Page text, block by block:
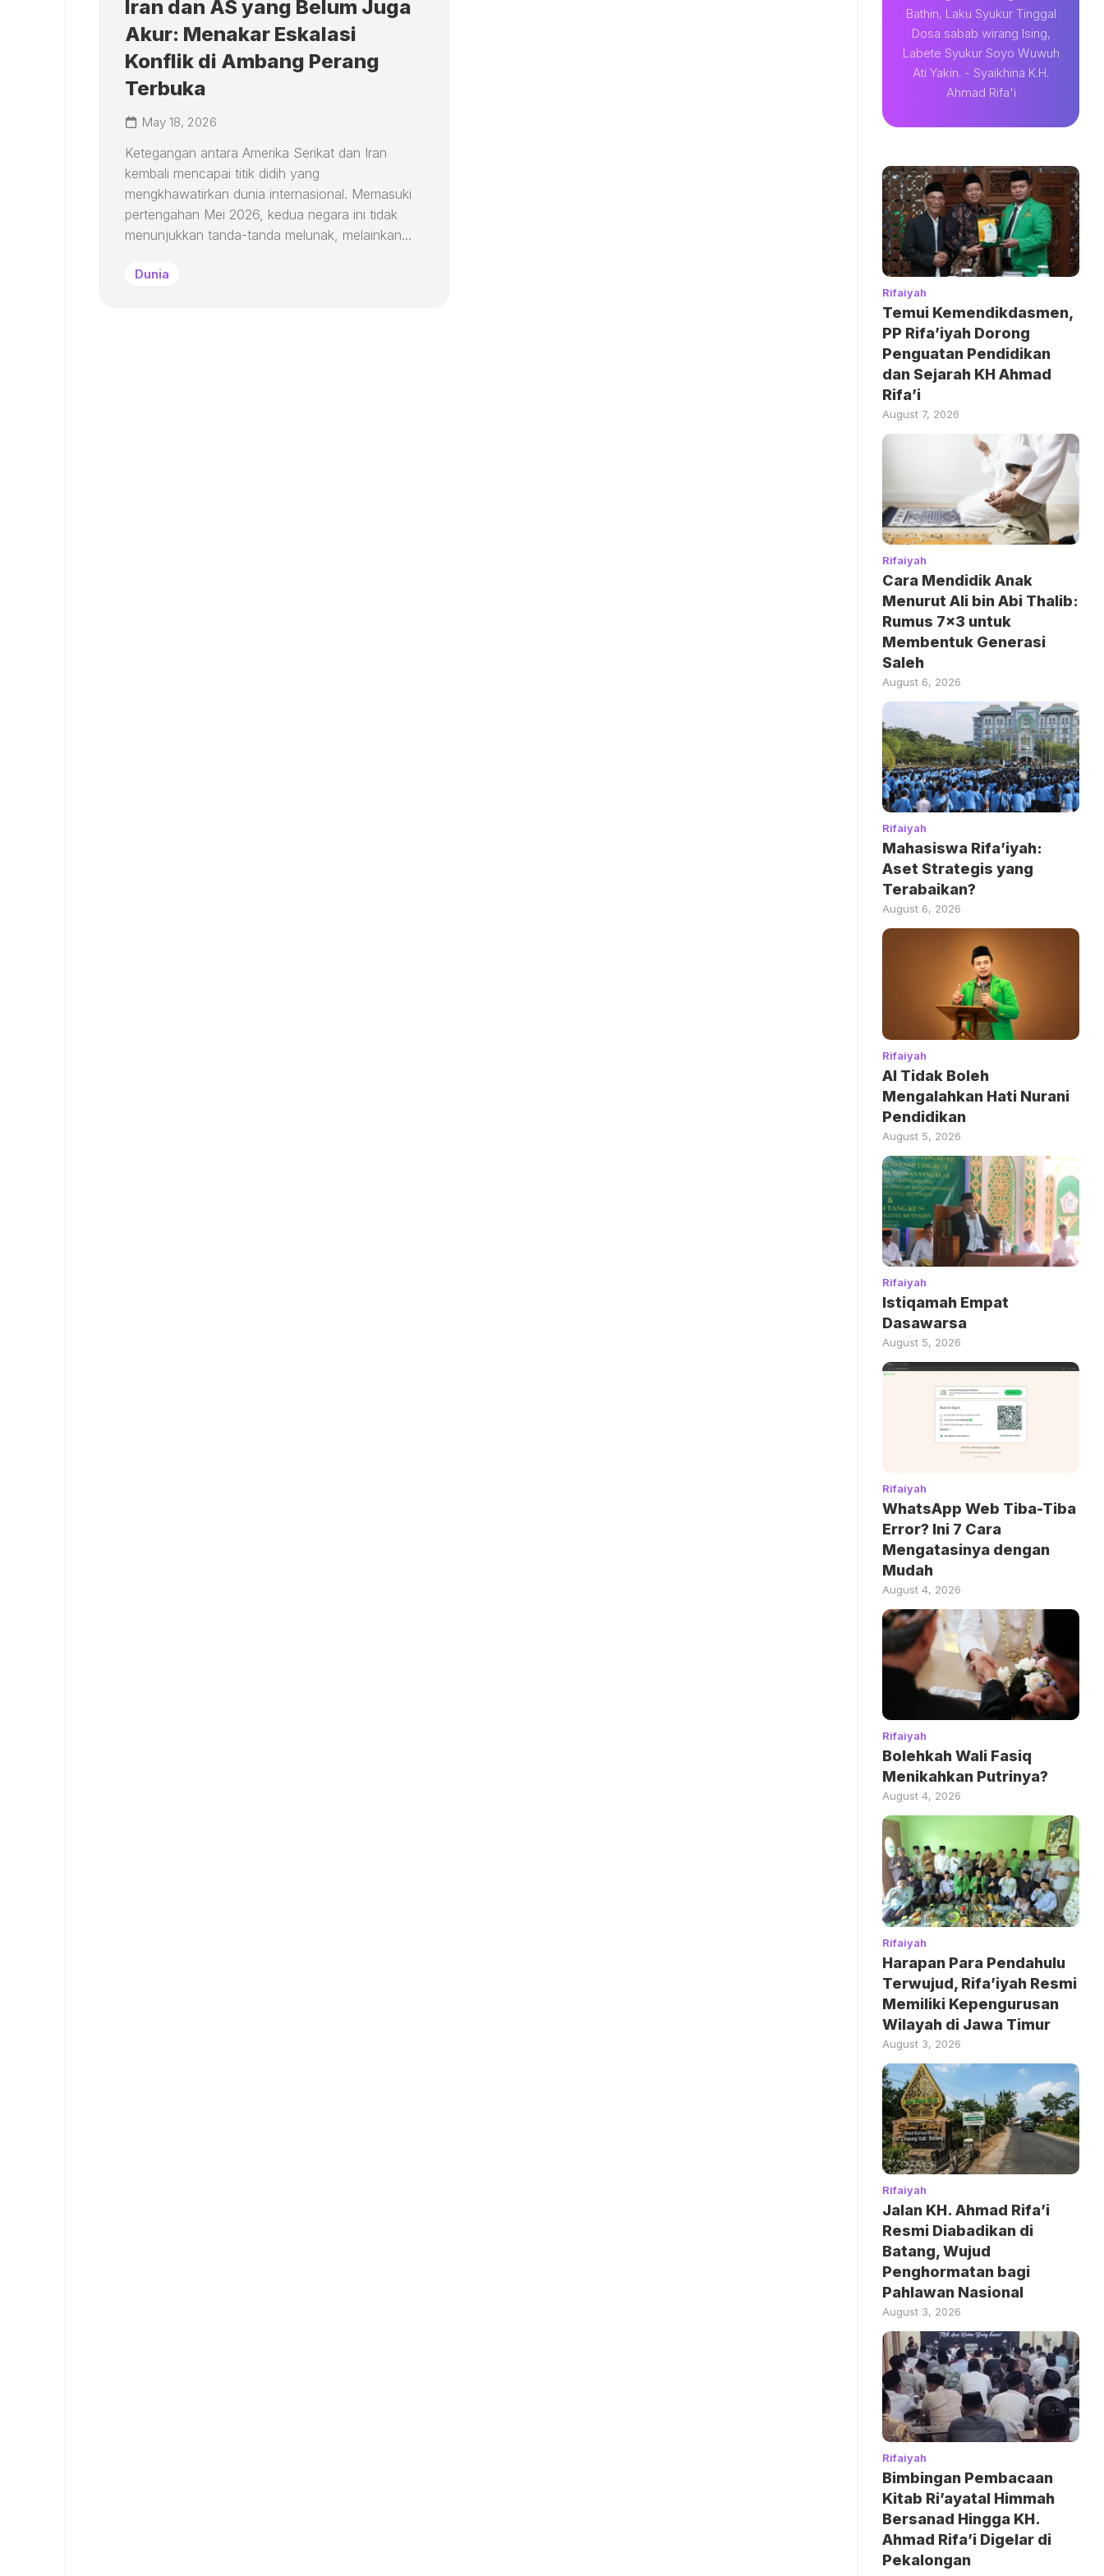
Iran dan AS yang Belum Juga
Akur: Menakar Eskalasi
Konflik di Ambang Perang
Terbuka
May 18, 2026
Ketegangan antara Amerika Serikat dan Iran
kembali mencapai titik didih yang
mengkhawatirkan dunia internasional. Memasuki
pertengahan Mei 2026, kedua negara ini tidak
menunjukkan tanda-tanda melunak, melainkan...
Dunia
Bathin, Laku Syukur Tinggal
Dosa sabab wirang Ising,
Labete Syukur Soyo Wuwuh
Ati Yakin. - Syaikhina K.H.
Ahmad Rifa'i
Rifaiyah
Temui Kemendikdasmen,
PP Rifa’iyah Dorong
Penguatan Pendidikan
dan Sejarah KH Ahmad
Rifa’i
August 7, 2026
Rifaiyah
Cara Mendidik Anak
Menurut Ali bin Abi Thalib:
Rumus 7×3 untuk
Membentuk Generasi
Saleh
August 6, 2026
Rifaiyah
Mahasiswa Rifa’iyah:
Aset Strategis yang
Terabaikan?
August 6, 2026
Rifaiyah
AI Tidak Boleh
Mengalahkan Hati Nurani
Pendidikan
August 5, 2026
Rifaiyah
Istiqamah Empat
Dasawarsa
August 5, 2026
Rifaiyah
WhatsApp Web Tiba-Tiba
Error? Ini 7 Cara
Mengatasinya dengan
Mudah
August 4, 2026
Rifaiyah
Bolehkah Wali Fasiq
Menikahkan Putrinya?
August 4, 2026
Rifaiyah
Harapan Para Pendahulu
Terwujud, Rifa’iyah Resmi
Memiliki Kepengurusan
Wilayah di Jawa Timur
August 3, 2026
Rifaiyah
Jalan KH. Ahmad Rifa’i
Resmi Diabadikan di
Batang, Wujud
Penghormatan bagi
Pahlawan Nasional
August 3, 2026
Rifaiyah
Bimbingan Pembacaan
Kitab Ri’ayatal Himmah
Bersanad Hingga KH.
Ahmad Rifa’i Digelar di
Pekalongan